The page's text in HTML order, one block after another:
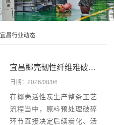
宜昌行业动态
宜昌椰壳韧性纤维难破碎、易过粉化？解析双齿辊破碎机适配椰壳活性炭原料预处理的核心优势！
日期：2026/08/06
在椰壳活性炭生产整条工艺
流程当中，原料预处理破碎
环节直接决定后续炭化、活